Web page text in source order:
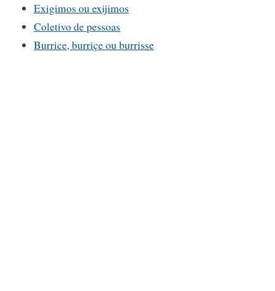
Exigimos ou exijimos
Coletivo de pessoas
Burrice, burriçe ou burrisse